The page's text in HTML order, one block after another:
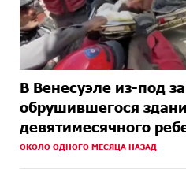
В Венесуэле из-под
обрушившегося
девятимесячного
ОКОЛО ОДНОГО МЕСЯЦА НАЗАД